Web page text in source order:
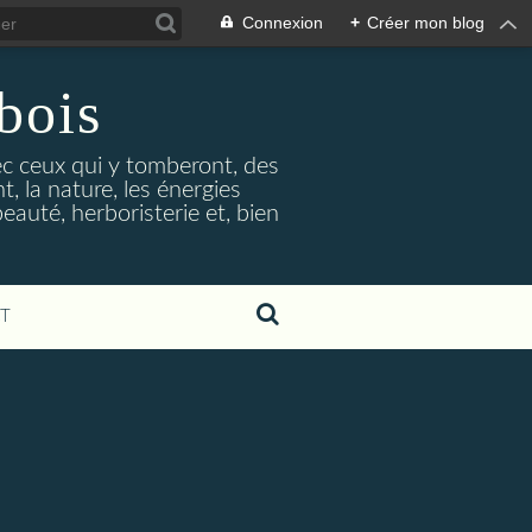
Connexion + Créer mon blog
ceux qui y tomberont, des
la nature, les énergies
herboristerie et, bien